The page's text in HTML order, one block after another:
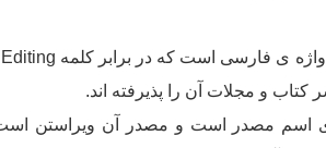
کتاب و مجلات آن را پذیرفته اند.
اسم مصدر است و مصدر آن ویراستن